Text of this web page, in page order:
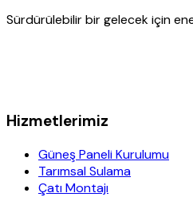
Sürdürülebilir bir gelecek için
Hizmetlerimiz
Güneş Paneli Kurulumu
Tarımsal Sulama
Çatı Montajı